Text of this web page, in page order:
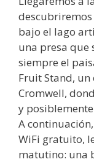
descubriremos
bajo el lago
una presa que
siempre el
Fruit Stand,
Cromwell,
y
A
WiFi gratuito,
matutino: una